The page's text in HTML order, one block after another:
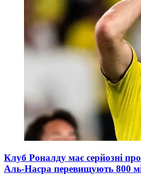
Клуб Роналду має серйозні
Аль-Насра перевищують 800